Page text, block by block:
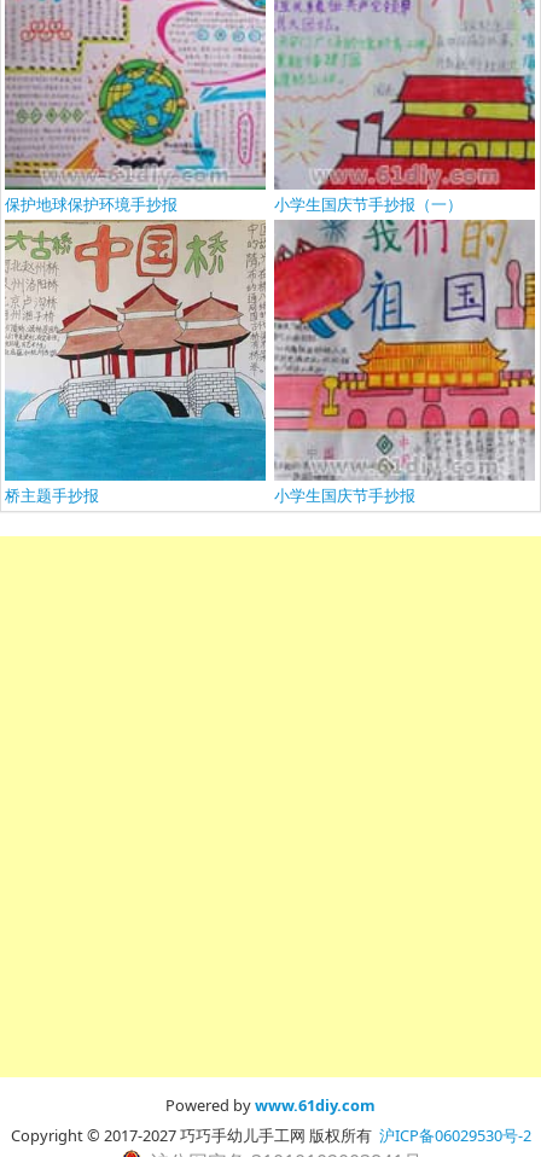
保护地球保护环境手抄报 小学生国庆节手抄报（一）
桥主题手抄报 小学生国庆节手抄报
Powered bywww.61diy.com
Copyright © 2017-2027 巧巧手幼儿手工网 版权所有 沪ICP备06029530号-2